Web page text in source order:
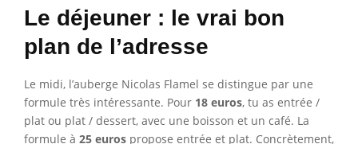
Le déjeuner : le vrai bon
plan de l’adresse
Le midi, l’auberge Nicolas Flamel se distingue par une
formule très intéressante. Pour 18 euros, tu as entrée /
plat ou plat / dessert, avec une boisson et un café. La
formule à 25 euros propose entrée et plat. Concrètement,